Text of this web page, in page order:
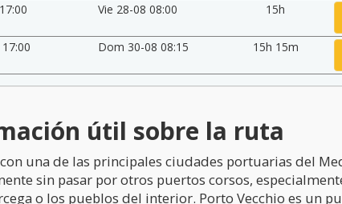
Vie 28-08 08:00 15h
Dom 30-08 08:15 15h 15m
útil sobre la ruta
una de las principales ciudades portuarias del
sin pasar por otros puertos corsos,
o los pueblos del interior. Porto Vecchio es un